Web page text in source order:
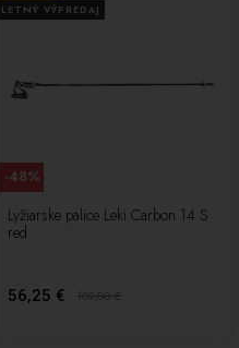
LETNÝ VÝPREDAJ
Lyžiarske palice Leki Carbon 14 S
red
56,25 € 109,00€
-48%